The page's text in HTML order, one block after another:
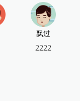
飘过
2222